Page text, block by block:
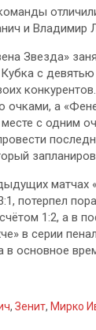
и Владимир
Звезда»
с
очками, а
с одним
матчах
потерпел
1:2, а в
в серии
в основное
, Зенит, Мирко